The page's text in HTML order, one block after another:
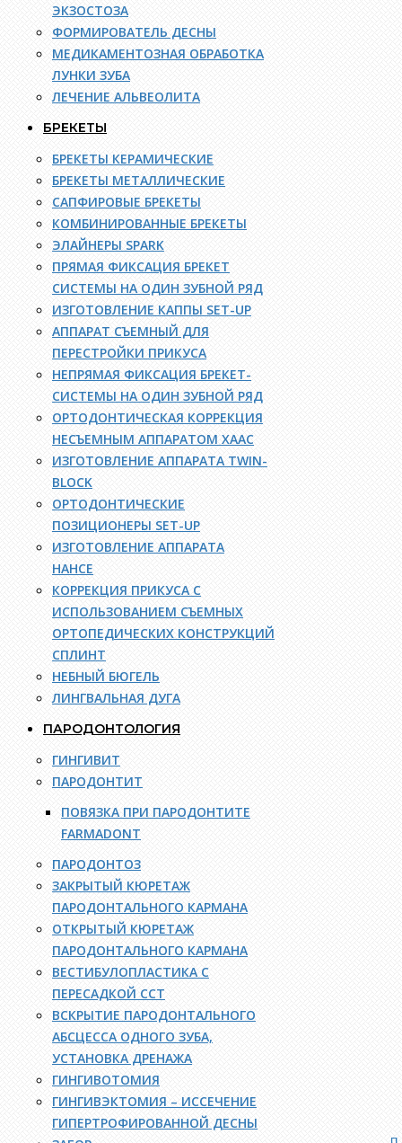
ЭКЗОСТОЗА
ФОРМИРОВАТЕЛЬ ДЕСНЫ
МЕДИКАМЕНТОЗНАЯ ОБРАБОТКА
ЛУНКИ ЗУБА
ЛЕЧЕНИЕ АЛЬВЕОЛИТА
БРЕКЕТЫ
БРЕКЕТЫ КЕРАМИЧЕСКИЕ
БРЕКЕТЫ МЕТАЛЛИЧЕСКИЕ
САПФИРОВЫЕ БРЕКЕТЫ
КОМБИНИРОВАННЫЕ БРЕКЕТЫ
ЭЛАЙНЕРЫ SPARK
ПРЯМАЯ ФИКСАЦИЯ БРЕКЕТ
СИСТЕМЫ НА ОДИН ЗУБНОЙ РЯД
ИЗГОТОВЛЕНИЕ КАППЫ SET-UP
АППАРАТ СЪЕМНЫЙ ДЛЯ
ПЕРЕСТРОЙКИ ПРИКУСА
НЕПРЯМАЯ ФИКСАЦИЯ БРЕКЕТ-
СИСТЕМЫ НА ОДИН ЗУБНОЙ РЯД
ОРТОДОНТИЧЕСКАЯ КОРРЕКЦИЯ
НЕСЪЕМНЫМ АППАРАТОМ ХААС
ИЗГОТОВЛЕНИЕ АППАРАТА TWIN-
BLOCK
ОРТОДОНТИЧЕСКИЕ
ПОЗИЦИОНЕРЫ SET-UP
ИЗГОТОВЛЕНИЕ АППАРАТА
НАНСЕ
КОРРЕКЦИЯ ПРИКУСА С
ИСПОЛЬЗОВАНИЕМ СЪЕМНЫХ
ОРТОПЕДИЧЕСКИХ КОНСТРУКЦИЙ
СПЛИНТ
НЕБНЫЙ БЮГЕЛЬ
ЛИНГВАЛЬНАЯ ДУГА
ПАРОДОНТОЛОГИЯ
ГИНГИВИТ
ПАРОДОНТИТ
ПОВЯЗКА ПРИ ПАРОДОНТИТЕ
FARMADONT
ПАРОДОНТОЗ
ЗАКРЫТЫЙ КЮРЕТАЖ
ПАРОДОНТАЛЬНОГО КАРМАНА
ОТКРЫТЫЙ КЮРЕТАЖ
ПАРОДОНТАЛЬНОГО КАРМАНА
ВЕСТИБУЛОПЛАСТИКА С
ПЕРЕСАДКОЙ ССТ
ВСКРЫТИЕ ПАРОДОНТАЛЬНОГО
АБСЦЕССА ОДНОГО ЗУБА,
УСТАНОВКА ДРЕНАЖА
ГИНГИВОТОМИЯ
ГИНГИВЭКТОМИЯ – ИССЕЧЕНИЕ
ГИПЕРТРОФИРОВАННОЙ ДЕСНЫ